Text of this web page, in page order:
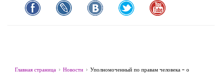
Главная страница Новости
Уполномоченный по правам человека – о